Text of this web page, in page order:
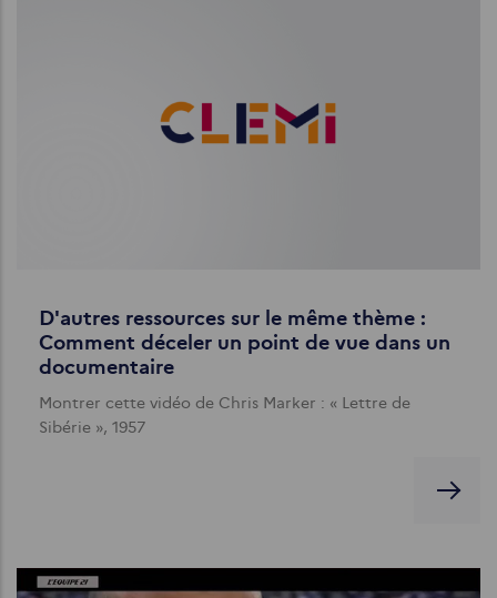
D'autres ressources sur le même thème :
Comment déceler un point de vue dans un
documentaire
Montrer cette vidéo de Chris Marker : « Lettre de
Sibérie », 1957